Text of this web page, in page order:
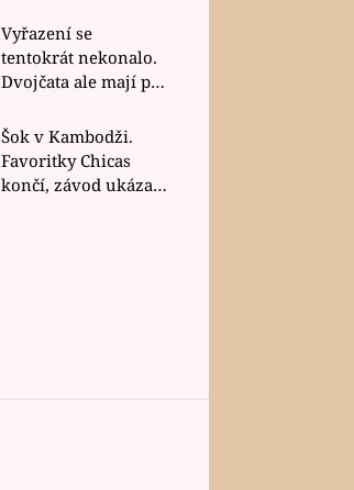
rychlé recepty
Vyřazení se
tentokrát nekonalo.
Dvojčata ale mají po
závodu nůž na krku
Šok v Kambodži.
Favoritky Chicas
končí, závod ukázal